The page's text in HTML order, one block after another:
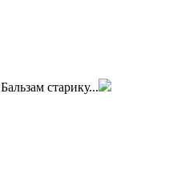
Бальзам старику...